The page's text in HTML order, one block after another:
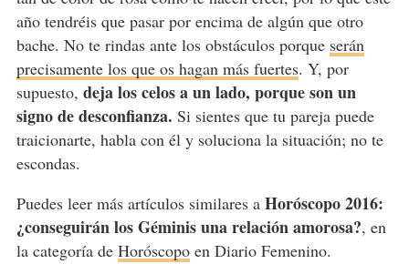
año tendréis que pasar por encima de algún que otro
bache. No te rindas ante los obstáculos porque serán
precisamente los que os hagan más fuertes. Y, por
supuesto, deja los celos a un lado, porque son un
signo de desconfianza. Si sientes que tu pareja puede
traicionarte, habla con él y soluciona la situación; no te
escondas.
Puedes leer más artículos similares a Horóscopo 2016:
¿conseguirán los Géminis una relación amorosa?, en
la categoría de Horóscopoen Diario Femenino.